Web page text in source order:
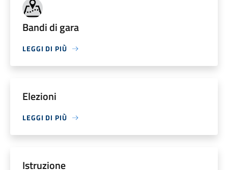
Bandi di gara
LEGGI DI PIÙ
Elezioni
LEGGI DI PIÙ
Istruzione